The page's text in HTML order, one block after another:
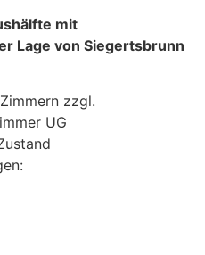
mit
Lage von Siegertsbrunn
zzgl.
UG